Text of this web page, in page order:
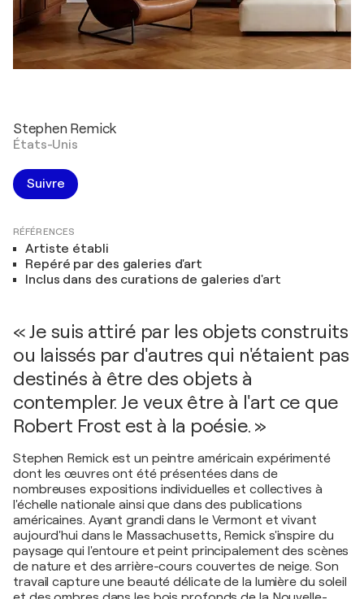
Stephen Remick
États-Unis
Suivre
RÉFÉRENCES
Artiste établi
Repéré par des galeries d'art
Inclus dans des curations de galeries d'art
« Je suis attiré par les objets construits
ou laissés par d'autres qui n'étaient pas
destinés à être des objets à
contempler. Je veux être à l'art ce que
Robert Frost est à la poésie. »
Stephen Remick est un peintre américain expérimenté
dont les œuvres ont été présentées dans de
nombreuses expositions individuelles et collectives à
l'échelle nationale ainsi que dans des publications
américaines. Ayant grandi dans le Vermont et vivant
aujourd'hui dans le Massachusetts, Remick s'inspire du
paysage qui l'entoure et peint principalement des scènes
de nature et des arrière-cours couvertes de neige. Son
travail capture une beauté délicate de la lumière du soleil